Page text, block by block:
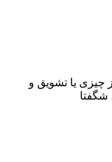
چیزی یا تشویق و